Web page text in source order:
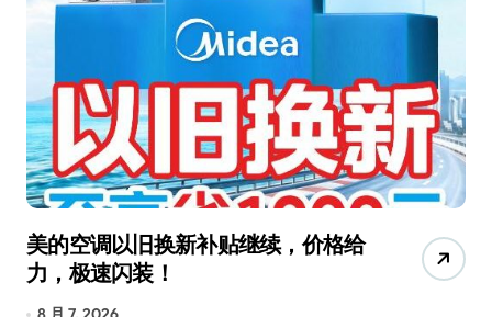
美的空调以旧换新补贴继续，价格给
力，极速闪装！